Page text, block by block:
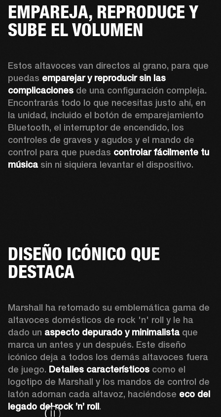
EMPAREJA, REPRODUCE Y
SUBE EL VOLUMEN
Estos altavoces van directos al grano, para que
puedas emparejar y reproducir sin las
complicaciones de una configuración compleja.
Encontrarás todo lo que necesitas justo ahí, en
la unidad, incluido el botón de emparejamiento
Bluetooth, el interruptor de encendido, los
controles de graves y agudos y el mando de
control para que puedas controlar fácilmente tu
música sin ni siquiera levantar el dispositivo.
DISEÑO ICÓNICO QUE
DESTACA
Marshall ha retomado su emblemática gama de
altavoces domésticos de rock 'n' roll y le ha
dado un aspecto depurado y minimalista que
marca un antes y un después. Este diseño
icónico deja a todos los demás altavoces fuera
de juego. Detalles característicos como el
logotipo de Marshall y los mandos de control de
latón adornan cada altavoz, haciéndose eco del
legado del rock ’n’ roll.